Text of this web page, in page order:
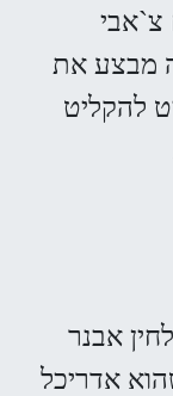
צ`אבי
מבצע את
להקליט
אבנר
אדריכל